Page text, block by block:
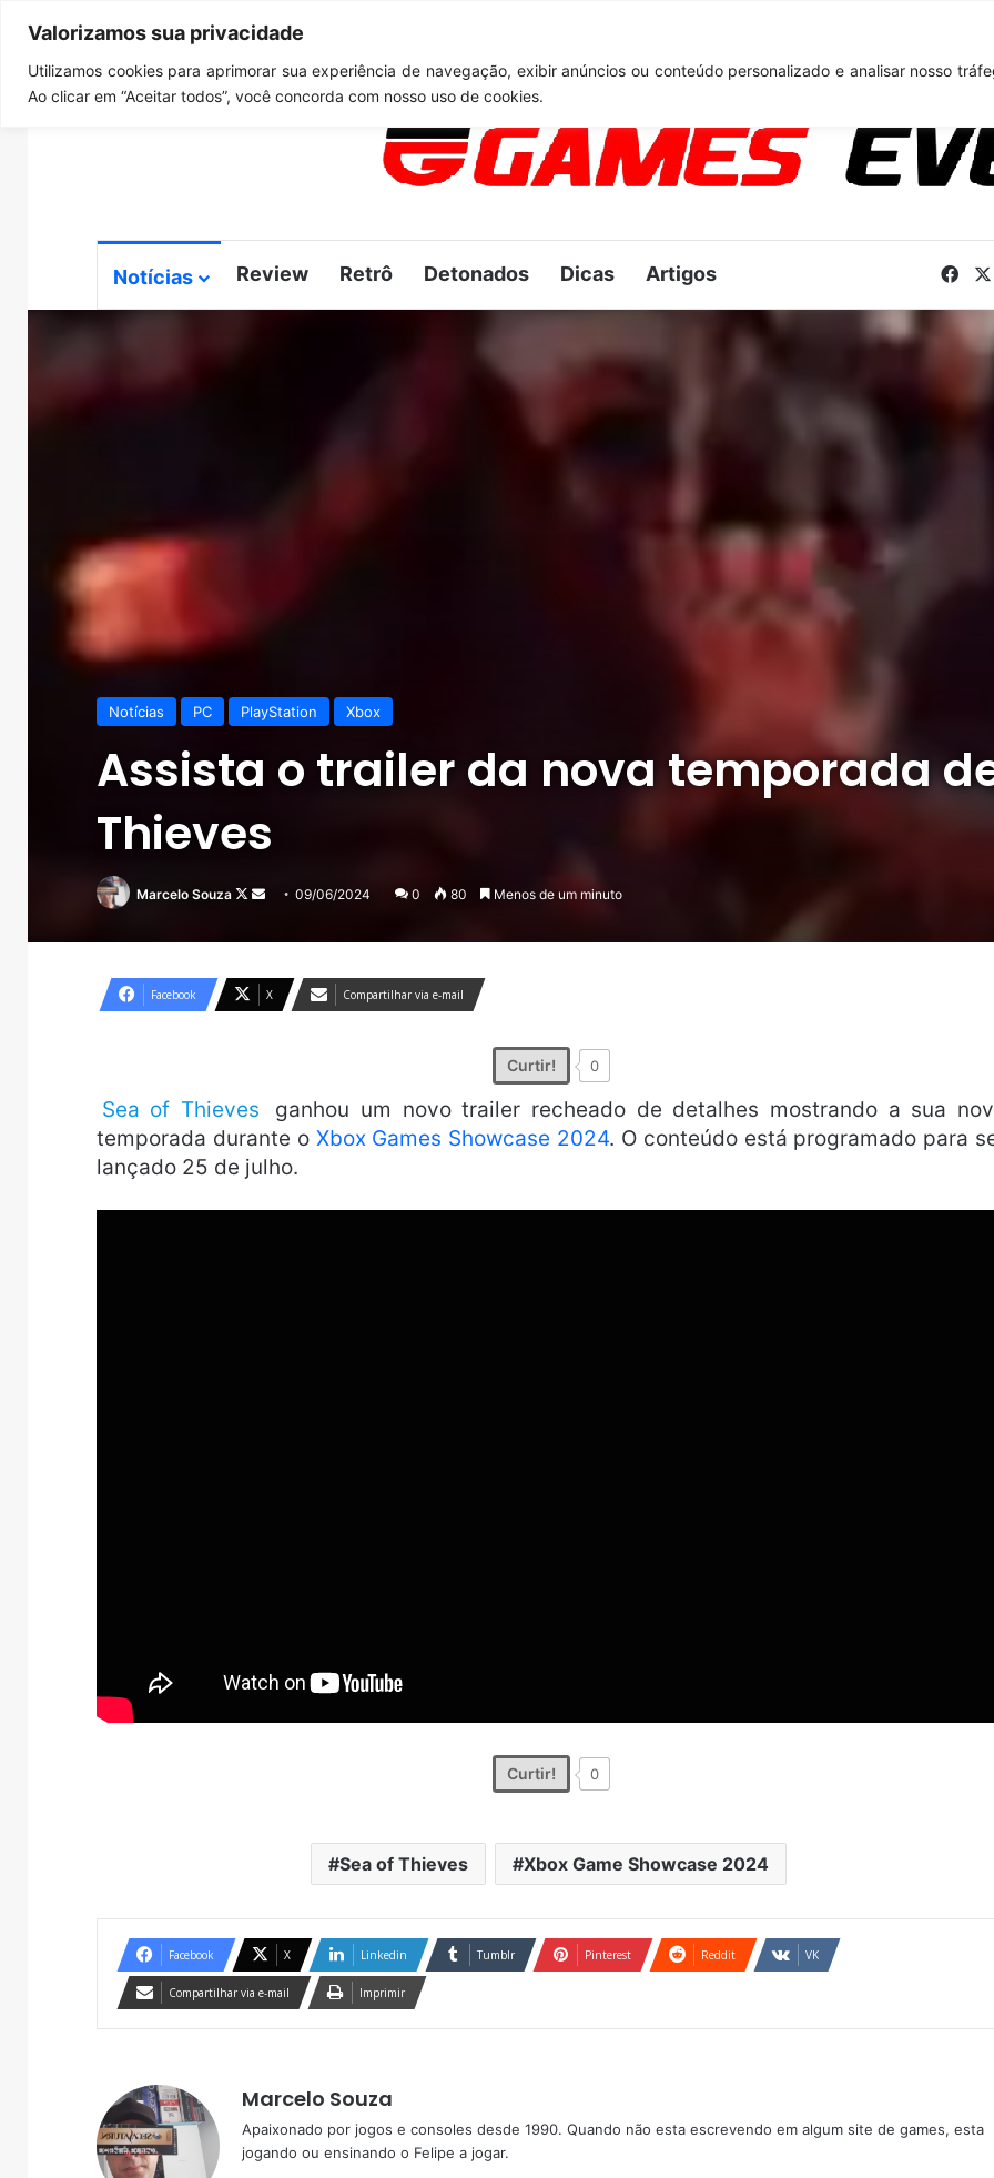
Valorizamos sua privacidade
Utilizamos cookies para aprimorar sua experiência de navegação, exibir anúncios ou conteúdo personalizado e analisar nosso
Ao clicar em “Aceitar todos”, você concorda com nosso uso de cookies.
domingo, agosto 9 2026
Notícias Review Retrô Detonados Dicas Artigos
Notícias PC PlayStation Xbox
Assista o trailer da nova temporada
Thieves
Marcelo Souza
Follow
X
Mande
e-
09/06/2024 0 80 Menos de um minuto
Facebook X Compartilhar via e-mail
Curtir! 0
Sea of Thieves
ganhou um novo trailer recheado de detalhes mostrando a sua
temporada durante o Xbox Games Showcase 2024. O conteúdo está programado para
lançado 25 de julho.
Curtir! 0
Sea of Thieves Xbox Game Showcase 2024
Facebook X Linkedin Tumblr Pinterest Reddit VK
Compartilhar via e-mail Imprimir
Marcelo Souza
Apaixonado por jogos e consoles desde 1990. Quando não esta escrevendo em algum site de games, esta
jogando ou ensinando o Felipe a jogar.